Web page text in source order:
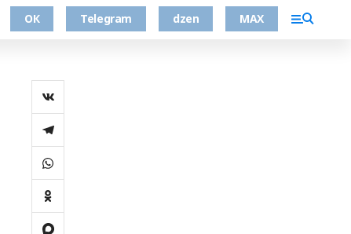
ОК Telegram dzen MAX